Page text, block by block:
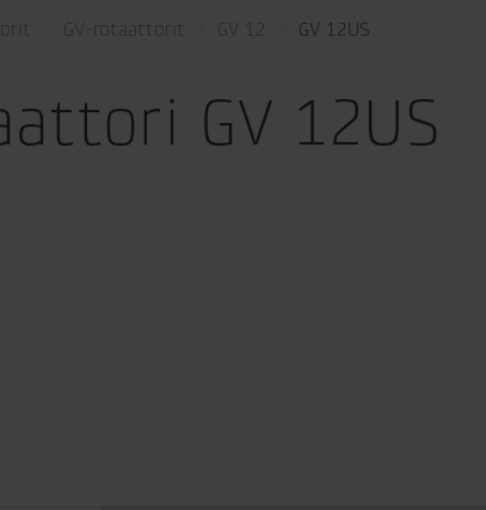
GV-rotaattorit GV 12 GV 12US
GV 12US